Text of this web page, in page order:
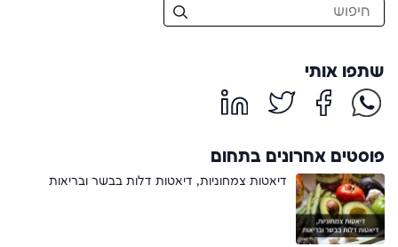
שתפו אותי
פוסטים אחרונים בתחום
דיאטות צמחוניות, דיאטות דלות בבשר ובריאות